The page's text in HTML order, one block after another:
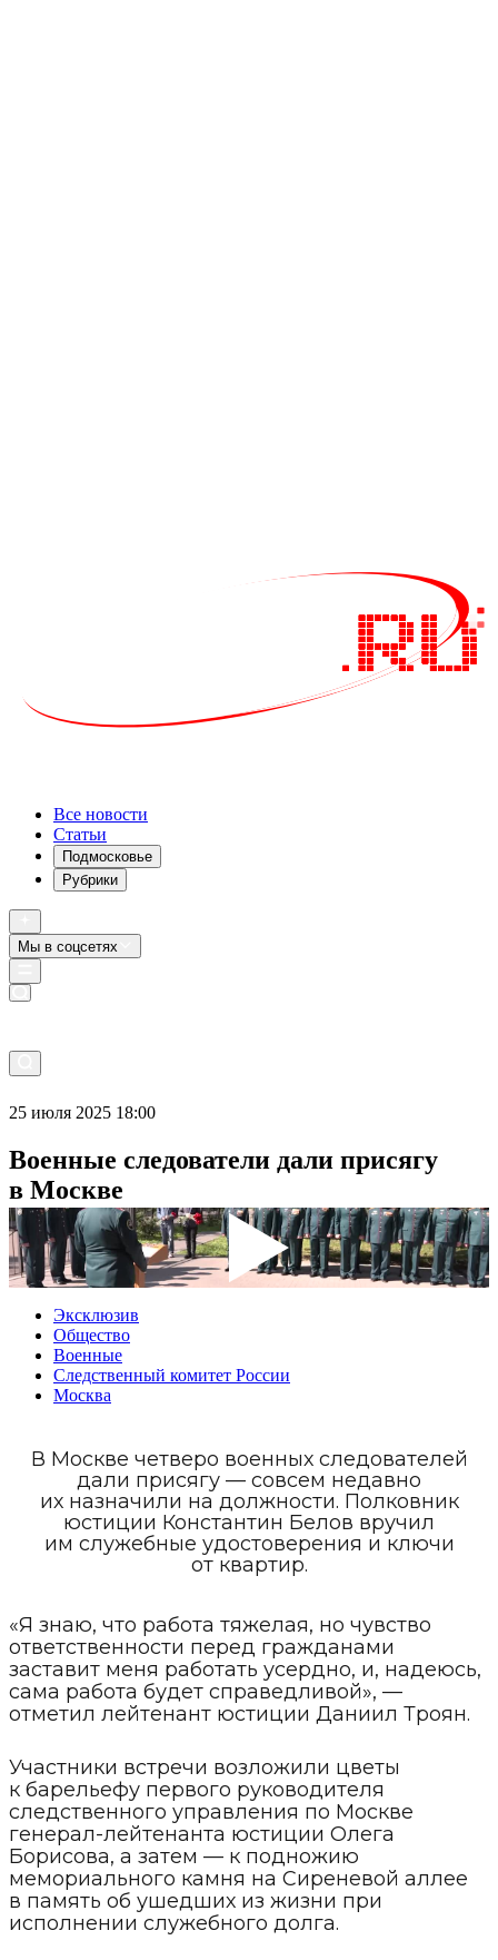
Все новости
Статьи
Подмосковье
Рубрики
Мы в соцсетях
25 июля 2025 18:00
Военные следователи дали присягу
в Москве
Эксклюзив
Общество
Военные
Следственный комитет России
Москва
В Москве четверо военных следователей
дали присягу — совсем недавно
их назначили на должности. Полковник
юстиции Константин Белов вручил
им служебные удостоверения и ключи
от квартир.
«Я знаю, что работа тяжелая, но чувство
ответственности перед гражданами
заставит меня работать усердно, и, надеюсь,
сама работа будет справедливой», —
отметил лейтенант юстиции Даниил Троян.
Участники встречи возложили цветы
к барельефу первого руководителя
следственного управления по Москве
генерал-лейтенанта юстиции Олега
Борисова, а затем — к подножию
мемориального камня на Сиреневой аллее
в память об ушедших из жизни при
исполнении служебного долга.